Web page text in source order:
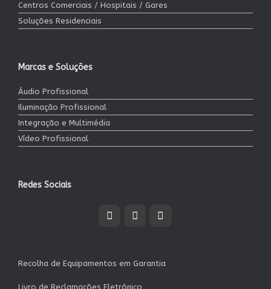
Centros Comerciais / Hospitais / Gares
Soluções Residenciais
Marcas e Soluções
Áudio Profissional
Iluminação Profissional
Integração e Multimédia
Vídeo Profissional
Redes Sociais
Recolha de Equipamentos em Garantia
Livro de Reclamações Eletrónico